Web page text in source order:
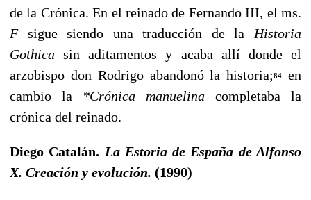
de la Crónica. En el reinado de Fernando III, el ms.
Fsigue siendo una traducción de la Historia
Gothicasin aditamentos y acaba allí donde el
arzobispo don Rodrigo abandonó la historia;84
en
cambio la *Crónica manuelina completaba la
crónica del reinado.
Diego Catalán. La Estoria de España de Alfonso
X. Creación y evolu­ción. (1990)